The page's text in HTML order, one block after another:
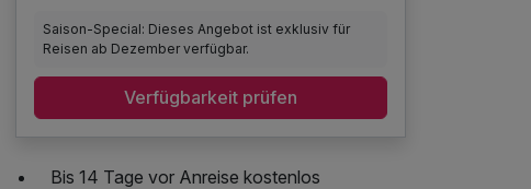
Saison-Special: Dieses Angebot ist exklusiv für
Reisen ab Dezember verfügbar.
Verfügbarkeit prüfen
Bis 14 Tage vor Anreise kostenlos